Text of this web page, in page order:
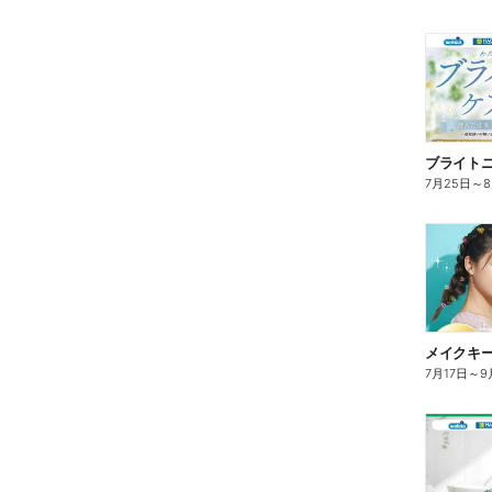
ブライト
7月25日 ～
7月17日 ～9